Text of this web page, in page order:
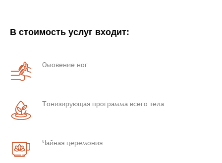
В стоимость услуг входит:
Омовение ног
Тонизирующая программа всего тела
Чайная церемония